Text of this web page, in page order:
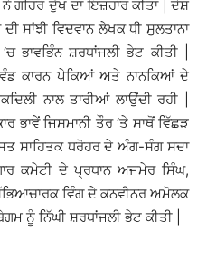
ਗਹਿਰੇ ਦੁੱਖ ਦਾ ਇਜ਼ਹਾਰ ਕੀਤਾ | ਦੇਸ਼
ਸਾਂਝੀ ਵਿਦਵਾਨ ਲੇਖਕ ਧੀ ਸੁਲਤਾਨਾ
ਭਾਵਭਿੰਨ ਸ਼ਰਧਾਂਜਲੀ ਭੇਟ ਕੀਤੀ |
ਵੰਡ ਕਾਰਨ ਪੇਕਿਆਂ ਅਤੇ ਨਾਨਕਿਆਂ ਦੇ
ਨਾਲ ਤਾਰੀਆਂ ਲਾਉਂਦੀ ਰਹੀ |
ਭਾਵੇਂ ਜਿਸਮਾਨੀ ਤੌਰ ‘ਤੇ ਸਾਥੋਂ ਵਿੱਛੜ
ਸਾਹਿਤਕ ਧਰੋਹਰ ਦੇ ਅੰਗ-ਸੰਗ ਸਦਾ
ਕਮੇਟੀ ਦੇ ਪ੍ਰਧਾਨ ਅਜਮੇਰ ਸਿੰਘ,
ਵਿੰਗ ਦੇ ਕਨਵੀਨਰ ਅਮੋਲਕ
ਨੂੰ ਨਿੱਘੀ ਸ਼ਰਧਾਂਜਲੀ ਭੇਟ ਕੀਤੀ |